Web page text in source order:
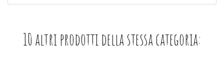
10 altri prodotti della stessa categoria: